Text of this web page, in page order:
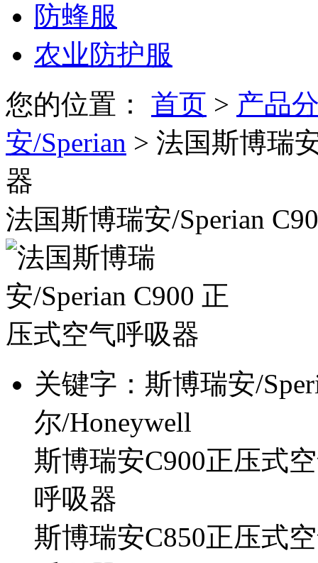
防蜂服
农业防护服
您的位置： 首页 > 产品
安/Sperian > 法国斯博瑞
器
法国斯博瑞安/Sperian
关键字： 斯博瑞安/
尔/Honeywell
斯博瑞安C900正压式
呼吸器
斯博瑞安C850正压式